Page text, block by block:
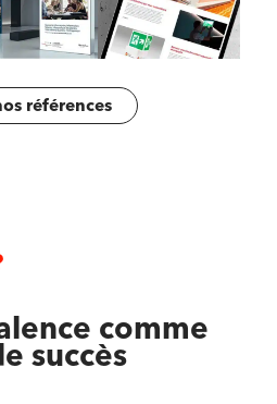
références
comme
succès